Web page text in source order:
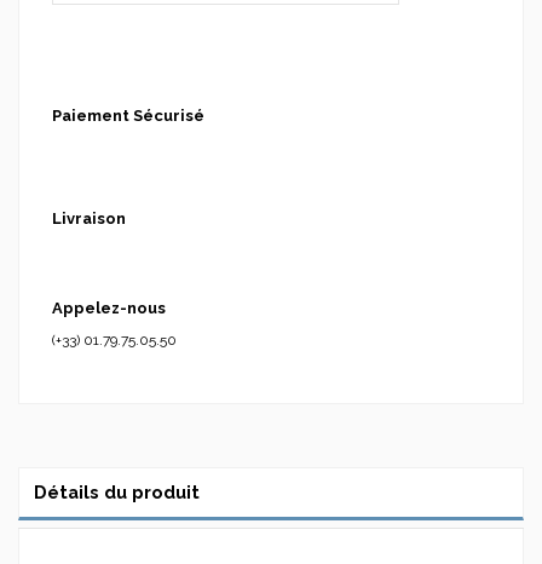
Paiement Sécurisé
Livraison
Appelez-nous
(+33) 01.79.75.05.50
Détails du produit